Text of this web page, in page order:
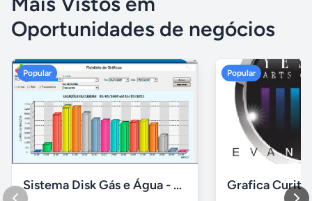
Oportunidades de negócios
Popular
Sistema Disk Gás e Água - Revenda de GLP
Popular